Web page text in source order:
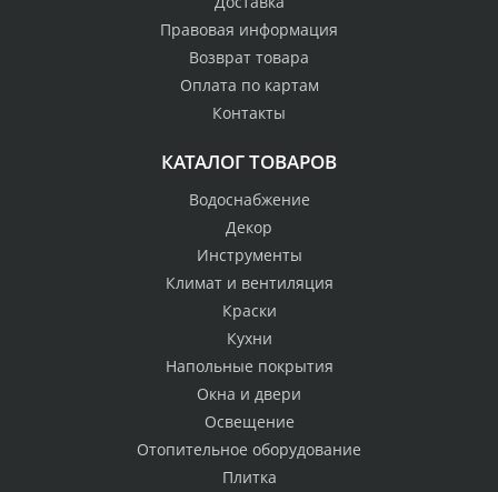
Правовая информация
Возврат товара
Оплата по картам
Контакты
КАТАЛОГ ТОВАРОВ
Водоснабжение
Декор
Инструменты
Климат и вентиляция
Краски
Кухни
Напольные покрытия
Окна и двери
Освещение
Отопительное оборудование
Плитка